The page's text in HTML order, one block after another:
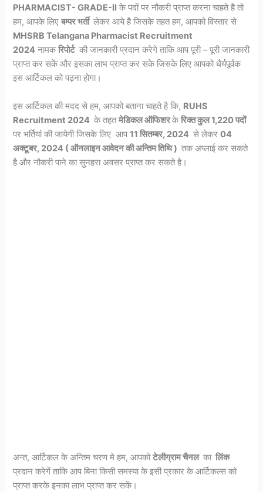
PHARMACIST- GRADE-II के पदों पर नौकरी प्राप्त करना चाहते है तो
हम, आपके लिएबम्पर भर्ती लेकर आये है जिसके तहत हम, आपको विस्तार से
MHSRB Telangana Pharmacist Recruitment
2024 नामकरिपोर्ट की जानकारी प्रदान करेगे ताकि आप पूरी – पूरी जानकारी
प्राप्त कर सकें और इसका लाभ प्राप्त कर सके जिसके लिए आपको धैर्यपूर्वक
इस आर्टिकल को पढ़ना होगा।
इस आर्टिकल की मदद से हम, आपको बताना चाहते है कि, RUHS
Recruitment 2024 के तहतमेडिकल ऑफिशरकेरिक्त कुल 1,220 पदों
पर भर्तियां की जायेगी जिसके लिए आप11 सितम्बर, 2024 से लेकर04
अक्टूबर, 2024 ( ऑनलाइन आवेदन की अन्तिम तिथि ) तक अप्लाई कर सकते
है और नौकरी पाने का सुनहरा अवसर प्राप्त कर सकते है।
अन्त, आर्टिकल के अन्तिम चरण मे हम, आपकोटेलीग्राम चैनल का लिंक
प्रदान करेगें ताकि आप बिना किसी समस्या के इसी प्रकार के आर्टिकल्स को
प्राप्त करके इनका लाभ प्राप्त कर सकें।